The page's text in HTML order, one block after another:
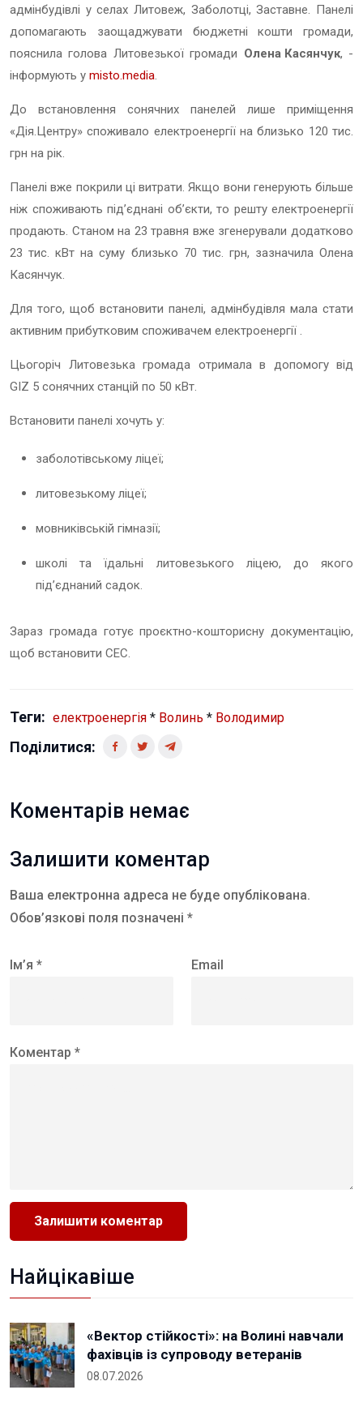
адмінбудівлі у селах Литовеж, Заболотці, Заставне. Панелі
допомагають заощаджувати бюджетні кошти громади,
пояснила голова Литовезької громади Олена Касянчук, -
інформують у misto.media.
До встановлення сонячних панелей лише приміщення
«Дія.Центру» споживало електроенергії на близько 120 тис.
грн на рік.
Панелі вже покрили ці витрати. Якщо вони генерують більше
ніж споживають під’єднані об’єкти, то решту електроенергії
продають. Станом на 23 травня вже згенерували додатково
23 тис. кВт на суму близько 70 тис. грн, зазначила Олена
Касянчук.
Для того, щоб встановити панелі, адмінбудівля мала стати
активним прибутковим споживачем електроенергії .
Цьогоріч Литовезька громада отримала в допомогу від
GIZ 5 сонячних станцій по 50 кВт.
Встановити панелі хочуть у:
заболотівському ліцеї;
литовезькому ліцеї;
мовниківській гімназії;
школі та їдальні литовезького ліцею, до якого
під’єднаний садок.
Зараз громада готує проєктно-кошторисну документацію,
щоб встановити СЕС.
Теги: електроенергія * Волинь * Володимир
Поділитися:
Коментарів немає
Залишити коментар
Ваша електронна адреса не буде опублікована.
Обов’язкові поля позначені *
Ім’я * Email
Коментар *
Найцікавіше
«Вектор стійкості»: на Волині навчали
фахівців із супроводу ветеранів
08.07.2026